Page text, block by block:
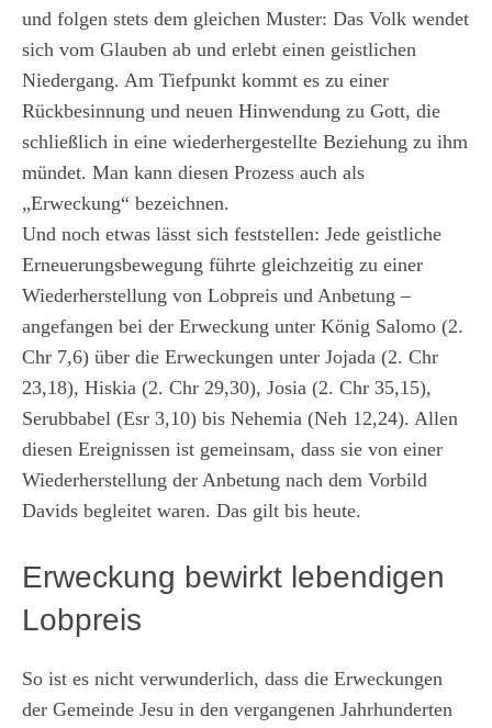
und folgen stets dem gleichen Muster: Das Volk wendet
sich vom Glauben ab und erlebt einen geistlichen
Niedergang. Am Tiefpunkt kommt es zu einer
Rückbesinnung und neuen Hinwendung zu Gott, die
schließlich in eine wiederhergestellte Beziehung zu ihm
mündet. Man kann diesen Prozess auch als
„Erweckung“ bezeichnen.
Und noch etwas lässt sich feststellen: Jede geistliche
Erneuerungsbewegung führte gleichzeitig zu einer
Wiederherstellung von Lobpreis und Anbetung –
angefangen bei der Erweckung unter König Salomo (2.
Chr 7,6) über die Erweckungen unter Jojada (2. Chr
23,18), Hiskia (2. Chr 29,30), Josia (2. Chr 35,15),
Serubbabel (Esr 3,10) bis Nehemia (Neh 12,24). Allen
diesen Ereignissen ist gemeinsam, dass sie von einer
Wiederherstellung der Anbetung nach dem Vorbild
Davids begleitet waren. Das gilt bis heute.
Erweckung bewirkt lebendigen
Lobpreis
So ist es nicht verwunderlich, dass die Erweckungen
der Gemeinde Jesu in den vergangenen Jahrhunderten